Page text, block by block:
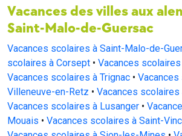
Vacances des villes aux
Saint-Malo-de-Guersac
Vacances scolaires à Saint-Malo-de-
scolaires à Corsept • Vacances
Vacances scolaires à Trignac •
Villeneuve-en-Retz • Vacances scolaires
Vacances scolaires à Lusanger •
Mouais • Vacances scolaires à Saint-